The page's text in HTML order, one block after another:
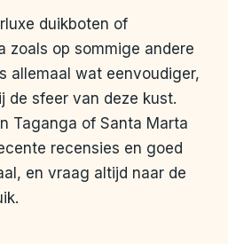
duikboten of
zoals op sommige andere
allemaal wat eenvoudiger,
de sfeer van deze kust.
Taganga of Santa Marta
recensies en goed
en vraag altijd naar de